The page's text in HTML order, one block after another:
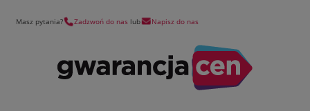
Masz pytania? Zadzwoń do nas lub Napisz do nas